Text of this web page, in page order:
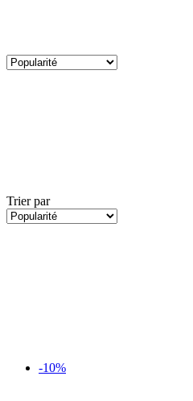
Trier par
-10%